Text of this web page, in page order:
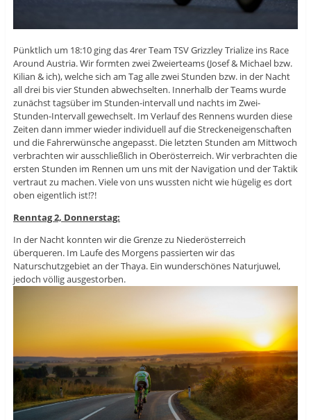
Pünktlich um 18:10 ging das 4rer Team TSV Grizzley Trialize ins Race
Around Austria. Wir formten zwei Zweierteams (Josef & Michael bzw.
Kilian & ich), welche sich am Tag alle zwei Stunden bzw. in der Nacht
all drei bis vier Stunden abwechselten. Innerhalb der Teams wurde
zunächst tagsüber im Stunden-intervall und nachts im Zwei-
Stunden-Intervall gewechselt. Im Verlauf des Rennens wurden diese
Zeiten dann immer wieder individuell auf die Streckeneigenschaften
und die Fahrerwünsche angepasst. Die letzten Stunden am Mittwoch
verbrachten wir ausschließlich in Oberösterreich. Wir verbrachten die
ersten Stunden im Rennen um uns mit der Navigation und der Taktik
vertraut zu machen. Viele von uns wussten nicht wie hügelig es dort
oben eigentlich ist!?!
Renntag 2, Donnerstag:
In der Nacht konnten wir die Grenze zu Niederösterreich
überqueren. Im Laufe des Morgens passierten wir das
Naturschutzgebiet an der Thaya. Ein wunderschönes Naturjuwel,
jedoch völlig ausgestorben.